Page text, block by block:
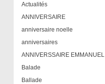
Actualités
ANNIVERSAIRE
anniversaire noelle
anniversaires
ANNIVERSSAIRE EMMANUEL
Balade
Ballade